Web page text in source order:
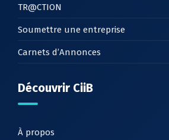
TR@CTION
Soumettre une entreprise
Carnets d’Annonces
Découvrir CiiB
À propos